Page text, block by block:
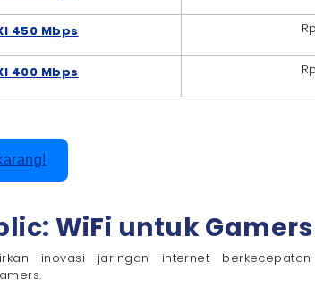
450 Mbps
400 Mbps
WiFi untuk Gamers
inovasi jaringan internet